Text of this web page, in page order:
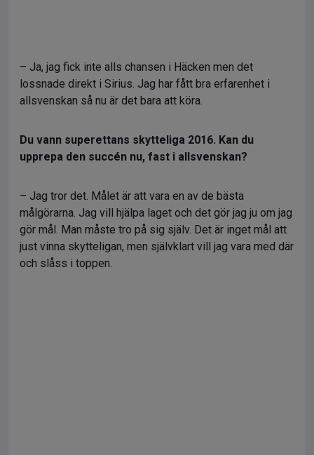
– Ja, jag fick inte alls chansen i Häcken men det
lossnade direkt i Sirius. Jag har fått bra erfarenhet i
allsvenskan så nu är det bara att köra.
Du vann superettans skytteliga 2016. Kan du
upprepa den succén nu, fast i allsvenskan?
– Jag tror det. Målet är att vara en av de bästa
målgörarna. Jag vill hjälpa laget och det gör jag ju om jag
gör mål. Man måste tro på sig själv. Det är inget mål att
just vinna skytteligan, men självklart vill jag vara med där
och slåss i toppen.